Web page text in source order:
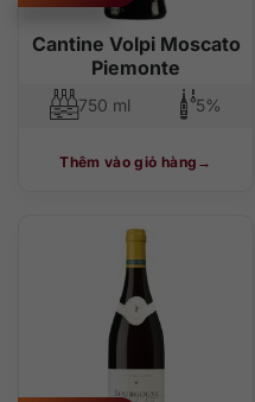
Cantine Volpi Moscato
Piemonte
750 ml 5%
Thêm vào giỏ hàng